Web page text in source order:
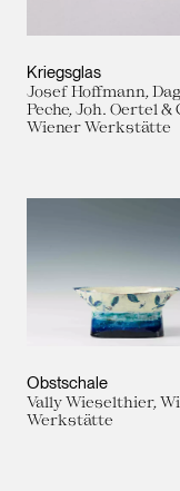
Kriegsglas
Josef Hoffmann,
Peche, Joh. Oertel &
Wiener Werkstätte
Obstschale
Vally Wieselthier,
Werkstätte